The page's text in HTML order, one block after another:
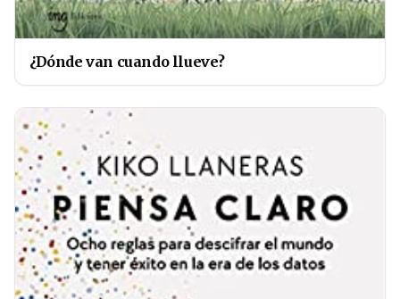
¿Dónde van cuando llueve?